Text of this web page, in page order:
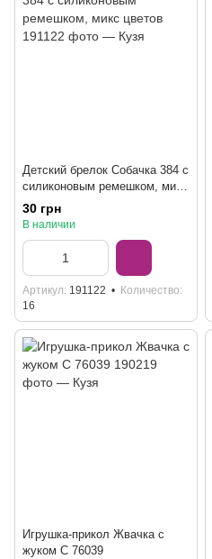
Детский брелок Собачка 384 с
силиконовым ремешком, микс
цветов
30 грн
В наличии
Артикул 191122
Количество
16
Игрушка-прикол Жвачка с
жуком C 76039